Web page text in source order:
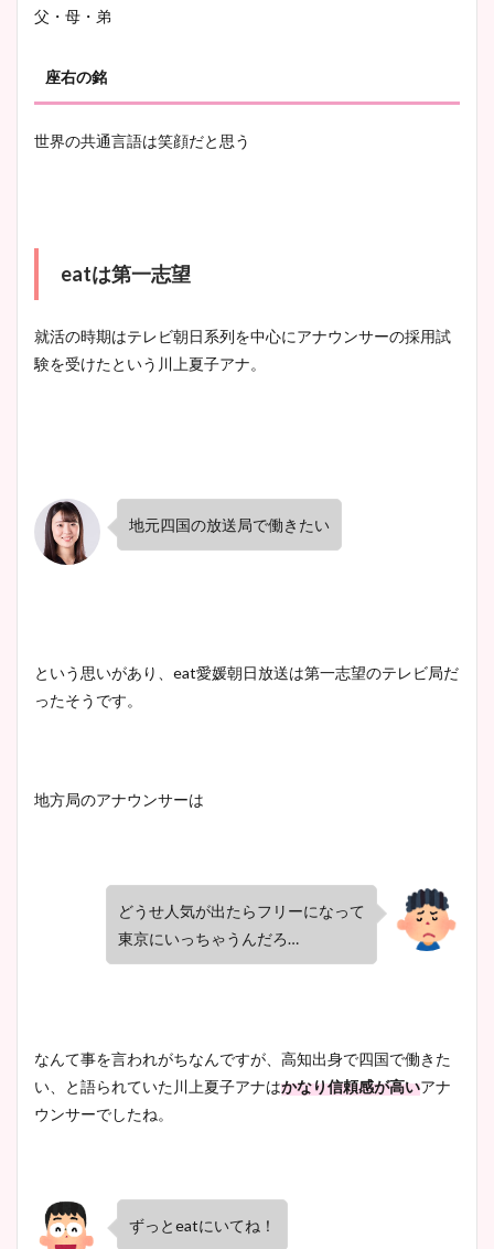
父・母・弟
座右の銘
世界の共通言語は笑顔だと思う
eatは第一志望
就活の時期はテレビ朝日系列を中心にアナウンサーの採用試
験を受けたという川上夏子アナ。
地元四国の放送局で働きたい
という思いがあり、eat愛媛朝日放送は第一志望のテレビ局だ
ったそうです。
地方局のアナウンサーは
どうせ人気が出たらフリーになって
東京にいっちゃうんだろ…
なんて事を言われがちなんですが、高知出身で四国で働きた
い、と語られていた川上夏子アナはかなり信頼感が高いアナ
ウンサーでしたね。
ずっとeatにいてね！